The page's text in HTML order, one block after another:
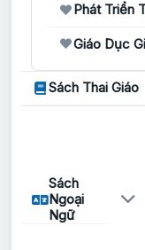
Phát Triển
Giáo Dục
Sách Thai Giáo
Sách
Ngoại
Ngữ